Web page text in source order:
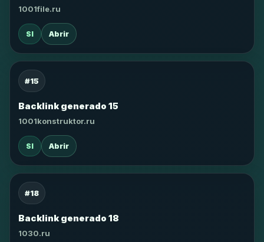
1001file.ru
SI Abrir
#15
Backlink generado 15
1001konstruktor.ru
SI Abrir
#18
Backlink generado 18
1030.ru